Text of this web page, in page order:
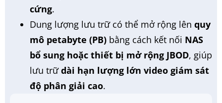
cứng.
Dung lượng lưu trữ có thể mở rộng lên quy
mô petabyte (PB) bằng cách kết nối NAS
bổ sung hoặc thiết bị mở rộng JBOD, giúp
lưu trữdài hạn lượng lớn video giám sát
độ phân giải cao.